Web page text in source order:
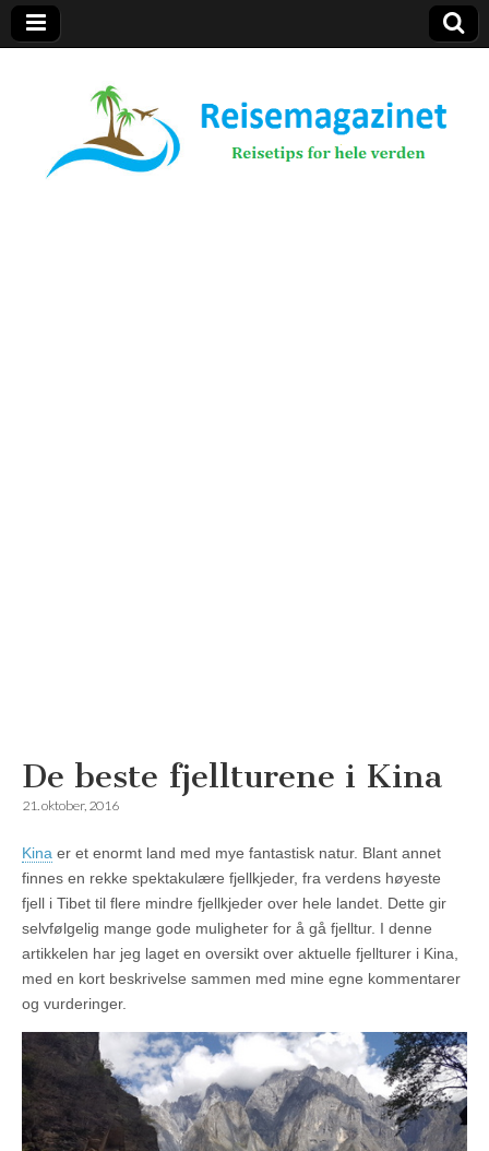
Reisemagazinet
De beste fjellturene i Kina
21. oktober, 2016
Kina er et enormt land med mye fantastisk natur. Blant annet
finnes en rekke spektakulære fjellkjeder, fra verdens høyeste
fjell i Tibet til flere mindre fjellkjeder over hele landet. Dette gir
selvfølgelig mange gode muligheter for å gå fjelltur. I denne
artikkelen har jeg laget en oversikt over aktuelle fjellturer i Kina,
med en kort beskrivelse sammen med mine egne kommentarer
og vurderinger.